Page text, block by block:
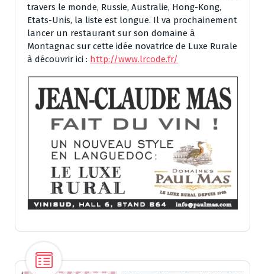
travers le monde, Russie, Australie, Hong-Kong,
Etats-Unis, la liste est longue. Il va prochainement
lancer un restaurant sur son domaine à
Montagnac sur cette idée novatrice de Luxe Rurale
à découvrir ici : http://www.lrcode.fr/